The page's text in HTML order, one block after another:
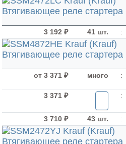
3 192 ₽
41 шт. :
от 3 371 ₽
много :
3 371 ₽ :
3 710 ₽ 43 шт. :